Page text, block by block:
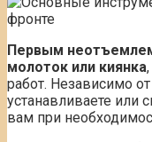
Первым
молоток или киянка
работ. Независимо
устанавливаете или
вам при